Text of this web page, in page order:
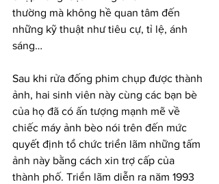
thường mà không hề quan tâm đến
những kỹ thuật như tiêu cự, tỉ lệ, ánh
sáng…
Sau khi rửa đống phim chụp được thành
ảnh, hai sinh viên này cùng các bạn bè
của họ đã có ấn tượng mạnh mẽ về
chiếc máy ảnh bèo nói trên đến mức
quyết định tổ chức triển lãm những tấm
ảnh này bằng cách xin trợ cấp của
thành phố. Triển lãm diễn ra năm 1993